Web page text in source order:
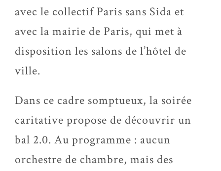
avec le collectif Paris sans Sida et
avec la mairie de Paris, qui met à
disposition les salons de l’hôtel de
ville.
Dans ce cadre somptueux, la soirée
caritative propose de découvrir un
bal 2.0. Au programme : aucun
orchestre de chambre, mais des